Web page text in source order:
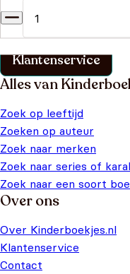
Vind binnen no-time
klantenservice pagina.
Klantenservice
Alles van
Zoek op leeftijd
Zoeken op auteur
Zoek naar merken
Zoek naar series of
Zoek naar een soort
Over ons
Over Kinderboekjes.nl
Klantenservice
Contact